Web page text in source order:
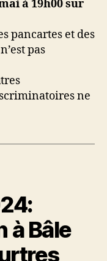
à 19h00 sur
pancartes et des
pas
ne
à Bâle